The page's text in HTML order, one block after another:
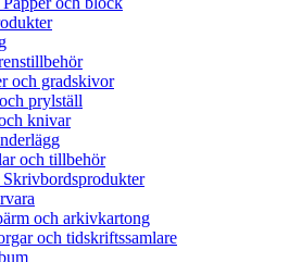
och gradskivor
prylställ
knivar
och tillbehör
och arkivkartong
och tidskriftssamlare